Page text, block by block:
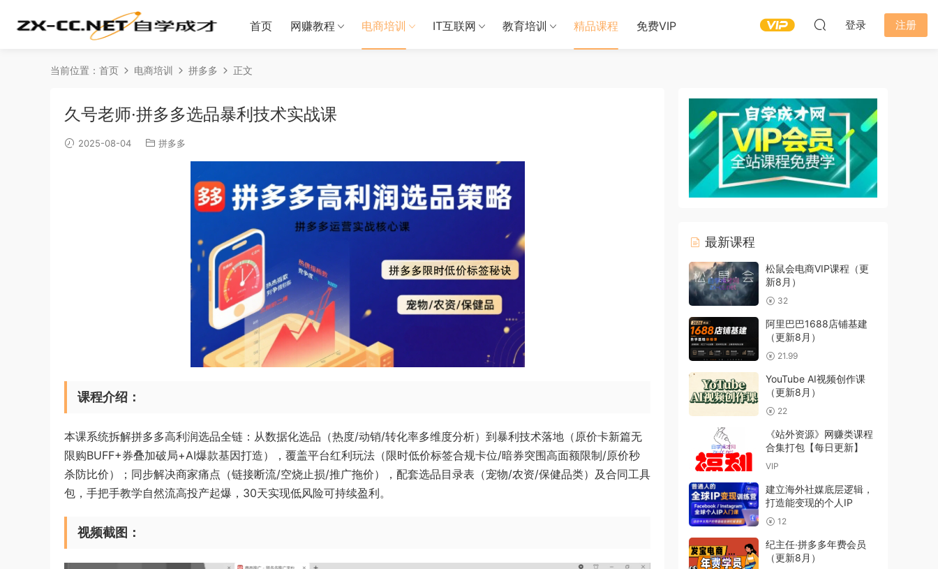
首页 网赚教程 电商培训 IT互联网 教育培训 精品课程 免费VIP 登录 注册
当前位置： 首页 电商培训 拼多多 正文
久号老师·拼多多选品暴利技术实战课
2025-08-04 拼多多
课程介绍：
本课系统拆解拼多多高利润选品全链：从数据化选品（热度/动销/转化率多维度分析）到暴利技术落地（原价卡新篇无
限购BUFF+券叠加破局+AI爆款基因打造），覆盖平台红利玩法（限时低价标签合规卡位/暗券突围高面额限制/原价秒
杀防比价）；同步解决商家痛点（链接断流/空烧止损/推广拖价），配套选品目录表（宠物/农资/保健品类）及合同工具
包，手把手教学自然流高投产起爆，30天实现低风险可持续盈利。
视频截图：
最新课程
松鼠会电商VIP课程（更
新8月）
32
阿里巴巴1688店铺基建
（更新8月）
21.99
YouTube AI视频创作课
（更新8月）
22
《站外资源》网赚类课程
合集打包【每日更新】
VIP
建立海外社媒底层逻辑，
打造能变现的个人IP
12
纪主任·拼多多年费会员
（更新8月）